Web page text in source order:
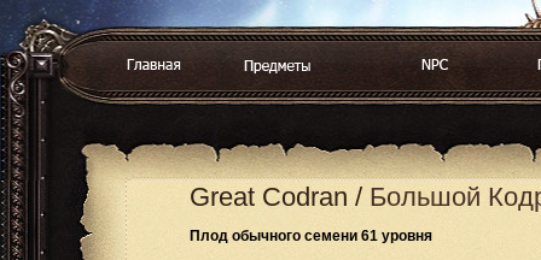
Great Codran / Большой
Плод обычного семени 61 уровня